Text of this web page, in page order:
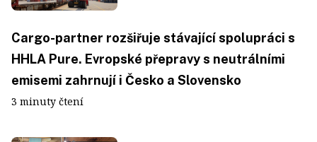
Cargo-partner rozšiřuje stávající spolupráci s
HHLA Pure. Evropské přepravy s neutrálními
emisemi zahrnují i Česko a Slovensko
3 minuty čtení